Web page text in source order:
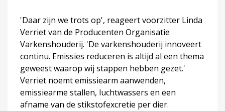
'Daar zijn we trots op', reageert voorzitter Linda
Verriet van de Producenten Organisatie
Varkenshouderij. 'De varkenshouderij innoveert
continu. Emissies reduceren is altijd al een thema
geweest waarop wij stappen hebben gezet.'
Verriet noemt emissiearm aanwenden,
emissiearme stallen, luchtwassers en een
afname van de stikstofexcretie per dier.